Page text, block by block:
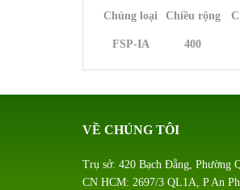
Chủng loại Chiều rộng
FSP-IA 400
VỀ CHÚNG TÔI
Trụ sở: 420 Bạch Đằng, Phường
CN HCM: 2697/3 QL1A, P An